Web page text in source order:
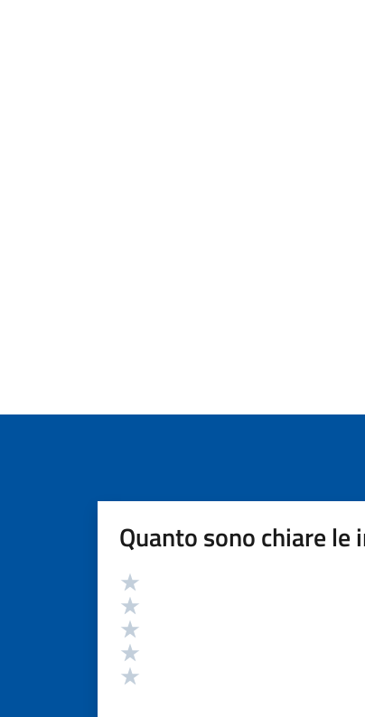
Quanto sono chiare
Valutazione